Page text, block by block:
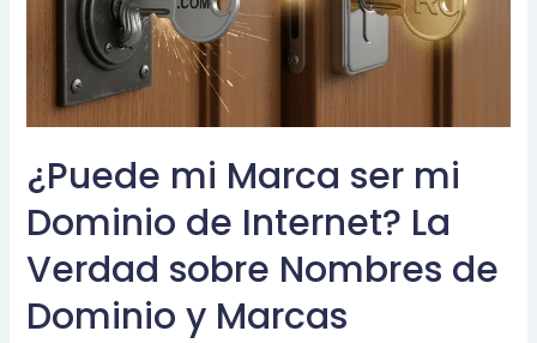
¿Puede mi Marca ser mi
Dominio de Internet? La
Verdad sobre Nombres de
Dominio y Marcas